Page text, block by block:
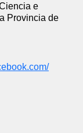
e
Provincia de